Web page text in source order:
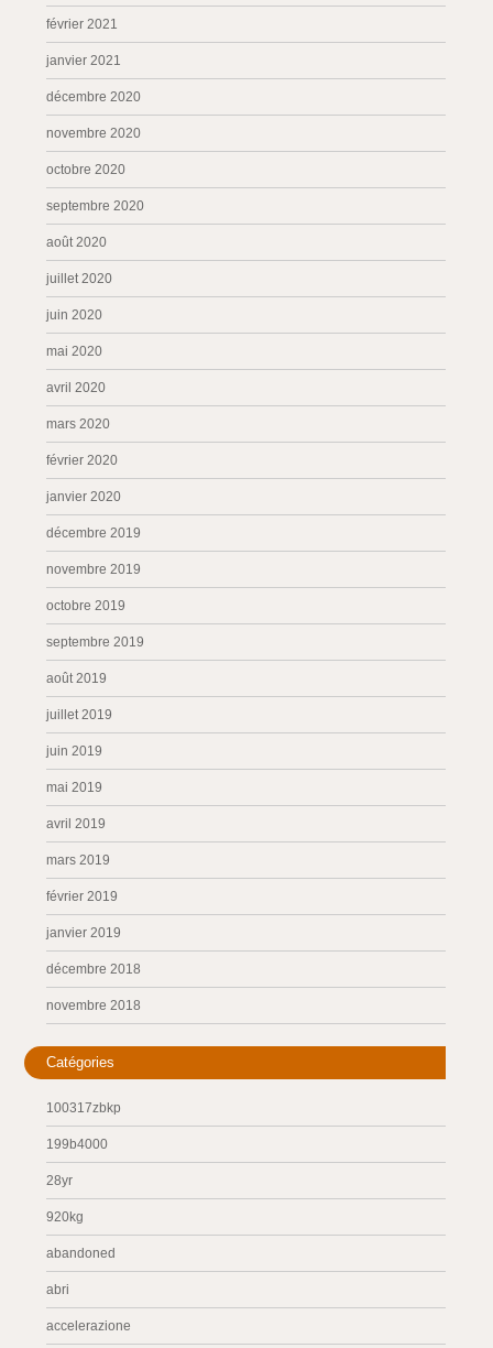
février 2021
janvier 2021
décembre 2020
novembre 2020
octobre 2020
septembre 2020
août 2020
juillet 2020
juin 2020
mai 2020
avril 2020
mars 2020
février 2020
janvier 2020
décembre 2019
novembre 2019
octobre 2019
septembre 2019
août 2019
juillet 2019
juin 2019
mai 2019
avril 2019
mars 2019
février 2019
janvier 2019
décembre 2018
novembre 2018
Catégories
100317zbkp
199b4000
28yr
920kg
abandoned
abri
accelerazione